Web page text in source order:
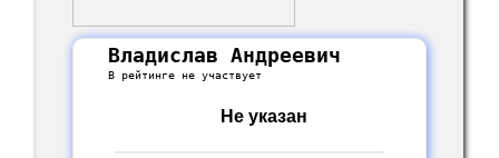
Владислав Андреевич
В рейтинге не участвует
Не указан